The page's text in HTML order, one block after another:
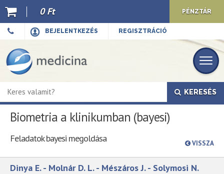
BEJELENTKEZÉS REGISZTRÁCIÓ
0 Ft PÉNZTÁR
KERESÉS
Biometria a klinikumban (bayesi)
Feladatok bayesi megoldása
Dinya E. - Molnár D. L. - Mészáros J. - Solymosi N.
VISSZA
Ajánló
Kiadványaink
E-book
Újdonságok
Akciók
Előkészületben
Hírek